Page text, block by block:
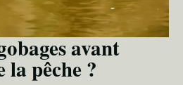
avant
la pêche ?